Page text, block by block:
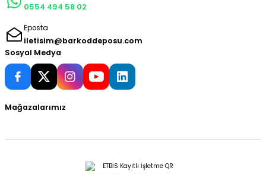
0554 494 58 02
Eposta
iletisim@barkoddeposu.com
Sosyal Medya
Mağazalarımız